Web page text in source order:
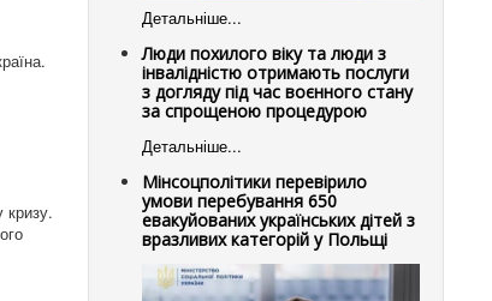
кризу.
Детальніше...
Люди похилого віку та люди з
інвалідністю отримають послуги
з догляду під час воєнного стану
за спрощеною процедурою
Детальніше...
Мінсоцполітики перевірило
умови перебування 650
евакуйованих українських дітей з
вразливих категорій у Польщі